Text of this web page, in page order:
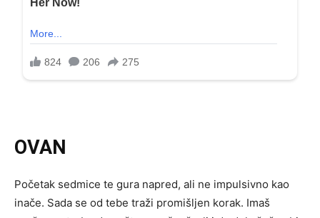
OVAN
Početak sedmice te gura napred, ali ne impulsivno kao
inače. Sada se od tebe traži promišljen korak. Imaš